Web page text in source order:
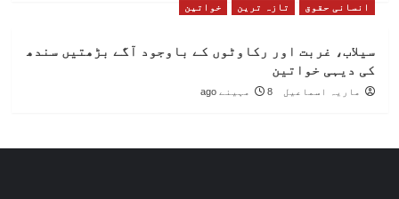
انسانی حقوق تازہ ترین خواتین
سیلاب، غربت اور رکاوٹوں کے باوجود آگے بڑھتیں سندھ
کی دیہی خواتین
ماریہ اسماعیل 8 مہینے ago